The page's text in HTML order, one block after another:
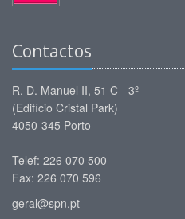
Contactos
R. D. Manuel II, 51 C - 3º
(Edifício Cristal Park)
4050-345 Porto
Telef: 226 070 500
Fax: 226 070 596
geral@spn.pt